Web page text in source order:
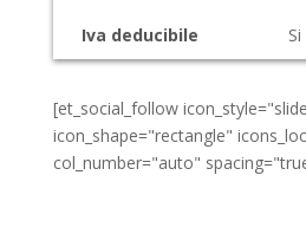
Iva deducibile Si
[et_social_follow
icon_shape="rectangle"
col_number="auto"